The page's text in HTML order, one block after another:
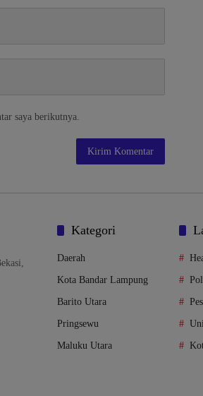
saya berikutnya.
Kategori
Daerah
Kota Bandar Lampung
Barito Utara
Pringsewu
Maluku Utara